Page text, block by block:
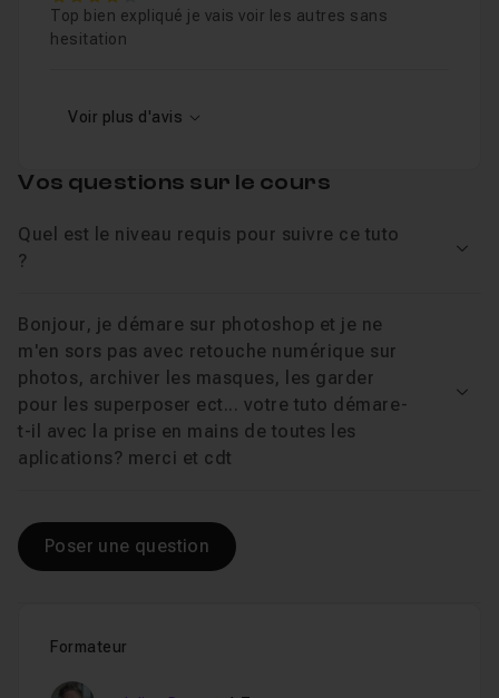
Top bien expliqué je vais voir les autres sans
hesitation
Voir plus d'avis
Formateur
Vos questions sur le cours
Quel est le niveau requis pour suivre ce tuto
?
Bonjour, je démare sur photoshop et je ne
m'en sors pas avec retouche numérique sur
photos, archiver les masques, les garder
pour les superposer ect... votre tuto démare-
t-il avec la prise en mains de toutes les
aplications? merci et cdt
Poser une question